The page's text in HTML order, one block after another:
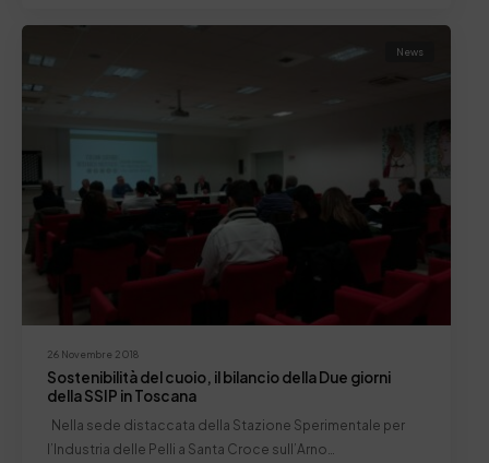
26 Novembre 2018
News
Sostenibilità del cuoio, il bilancio della Due giorni
della SSIP in Toscana
Nella sede distaccata della Stazione Sperimentale per
l’Industria delle Pelli a Santa Croce sull’Arno…